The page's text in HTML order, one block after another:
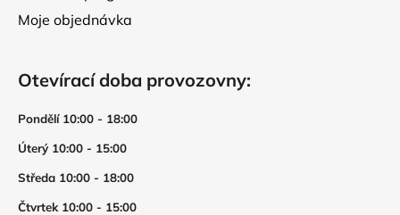
Moje objednávka
Otevírací doba provozovny:
Pondělí 10:00 - 18:00
Úterý 10:00 - 15:00
Středa 10:00 - 18:00
Čtvrtek 10:00 - 15:00